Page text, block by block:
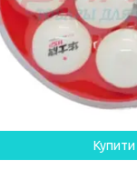
Купити